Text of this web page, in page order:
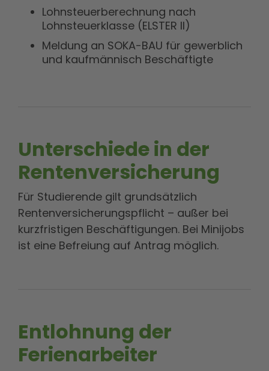
Lohnsteuerberechnung nach
Lohnsteuerklasse (ELSTER II)
Meldung an SOKA-BAU für gewerblich
und kaufmännisch Beschäftigte
Unterschiede in der
Rentenversicherung
Für Studierende gilt grundsätzlich
Rentenversicherungspflicht – außer bei
kurzfristigen Beschäftigungen. Bei Minijobs
ist eine Befreiung auf Antrag möglich.
Entlohnung der
Ferienarbeiter